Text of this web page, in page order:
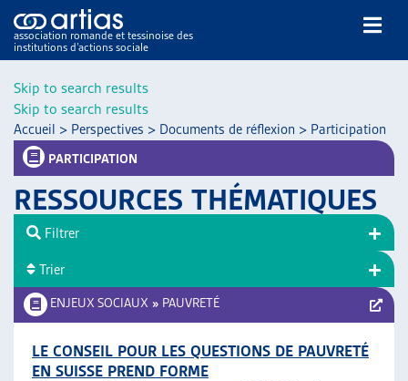
Skip to search results
Skip to search results
association romande et tessinoise des
institutions d’actions sociale
NOS PUBLICATIONS
DOSSIERS DU MOIS
VEILLE
RESSOURCES
THÉMATIQUES
GUIDE SOCIAL ROMAND
Accueil > Perspectives > Documents de réflexion > Participation
PARTICIPATION
RESSOURCES THÉMATIQUES
ENJEUX SOCIAUX » PAUVRETÉ
LE CONSEIL POUR LES QUESTIONS DE PAUVRETÉ
EN SUISSE PREND FORME
Filtrer
Trier